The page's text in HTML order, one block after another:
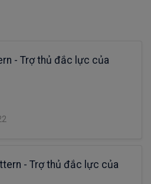
- Trợ thủ đắc lực của
- Trợ thủ đắc lực của